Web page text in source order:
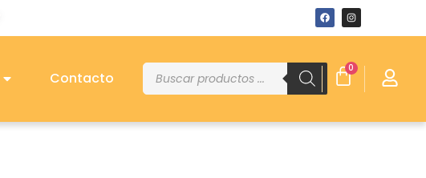
Contacto
0